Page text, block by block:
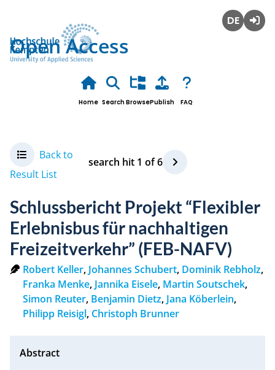
Open Access
Home SearchBrowsePublish FAQ
search hit 1 of6
Back to
Result List
Schlussbericht Projekt “Flexibler
Erlebnisbus für nachhaltigen
Freizeitverkehr” (FEB-NAFV)
Robert Keller, Johannes Schubert, Dominik Rebholz,
Franka Menke, Jannika Eisele, Martin Soutschek,
Simon Reuter, Benjamin Dietz, Jana Köberlein,
Philipp Reisigl, Christoph Brunner